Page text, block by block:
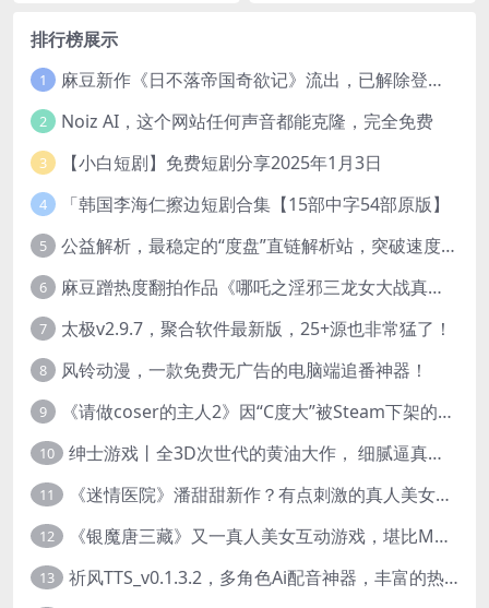
排行榜展示
1 麻豆新作《日不落帝国奇欲记》流出，已解除登录验证！
2 Noiz AI，这个网站任何声音都能克隆，完全免费
3 【小白短剧】免费短剧分享2025年1月3日
4 「韩国李海仁擦边短剧合集【15部中字54部原版】
5 公益解析，最稳定的“度盘”直链解析站，突破速度限制
6 麻豆蹭热度翻拍作品《哪吒之淫邪三龙女大战真阳魔童》 已上线
7 太极v2.9.7，聚合软件最新版，25+源也非常猛了！
8 风铃动漫，一款免费无广告的电脑端追番神器！
9 《请做coser的主人2》因“C度大”被Steam下架的真人美女互动游戏！
10 绅士游戏丨全3D次世代的黄油大作， 细腻逼真的双人互动狂想曲！
11 《迷情医院》潘甜甜新作？有点刺激的真人美女互动游戏
12 《银魔唐三藏》又一真人美女互动游戏，堪比M豆！
13
祈风TTS_v0.1.3.2，多角色Ai配音神器，丰富的热门音色